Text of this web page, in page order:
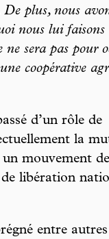
De plus, nous
nous lui faisons
sera pas pour
coopérative
d’un rôle de
la
mouvement de
libération
entre autres